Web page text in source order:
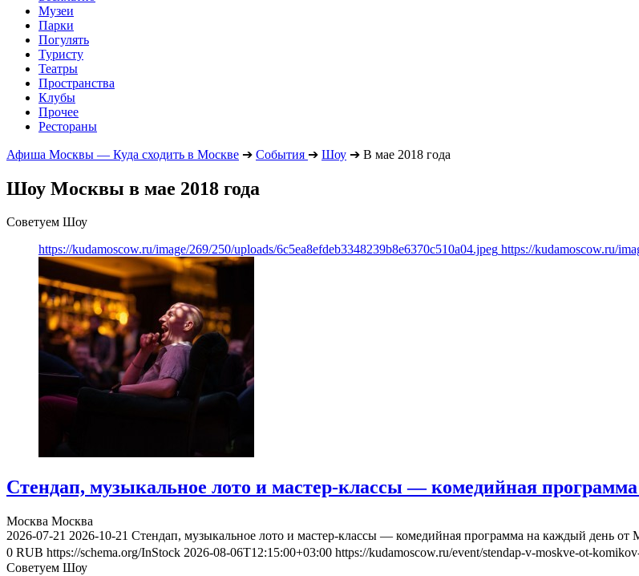
Музеи
Парки
Погулять
Туристу
Театры
Пространства
Клубы
Прочее
Рестораны
Афиша Москвы — Куда сходить в Москве ➔ События ➔ Шоу ➔ В мае 2018 года
Шоу Москвы в мае 2018 года
Советуем Шоу
https://kudamoscow.ru/image/269/250/uploads/6c5ea8efdeb3348239b8e6370c510a04.jpeg https://kudamoscow.ru/
Стендап, музыкальное лото и мастер-классы — комедийная
Москва Москва
2026-07-21 2026-10-21 Стендап, музыкальное лото и мастер-классы — комедийная программа на каждый день от
0 RUB https://schema.org/InStock 2026-08-06T12:15:00+03:00 https://kudamoscow.ru/event/stendap-v-moskve-ot-
Советуем Шоу